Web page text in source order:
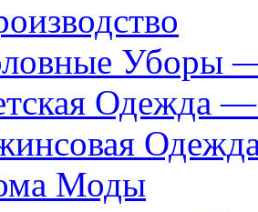
Уборы
Одежда
Моды